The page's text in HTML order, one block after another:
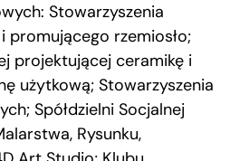
Stowarzyszenia
promującego rzemiosło;
projektującej ceramikę i
użytkową; Stowarzyszenia
Spółdzielni Socjalnej
Rysunku,